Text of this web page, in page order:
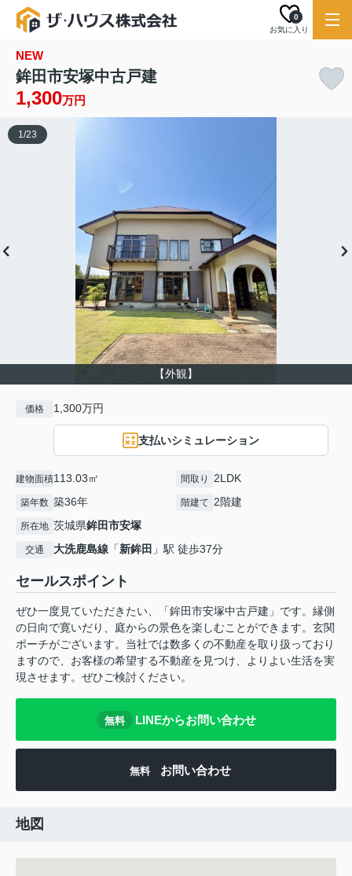
お気に入り
0
NEW
鉾田市安塚中古戸建
1,300万円
【外観】
1/23
価格 1,300万円
支払いシミュレーション
建物面積113.03㎡ 間取り 2LDK
築年数 築36年 階建て 2階建
所在地 茨城県鉾田市安塚
交通 大洗鹿島線 「新鉾田 」駅 徒歩37分
セールスポイント
ぜひ一度見ていただきたい、「鉾田市安塚中古戸建」です。縁側
の日向で寛いだり、庭からの景色を楽しむことができます。玄関
ポーチがございます。当社では数多くの不動産を取り扱っており
ますので、お客様の希望する不動産を見つけ、よりよい生活を実
現させます。ぜひご検討ください。
無料 LINEからお問い合わせ
無料 お問い合わせ
地図